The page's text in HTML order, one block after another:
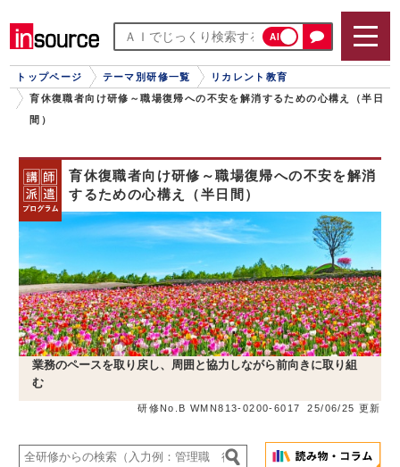
AI
トップページ テーマ別研修一覧
リカレント教育
育休復職者向け研修～職場復帰への不安を解消するための心構え（半日
間）
育休復職者向け研修～職場復帰への不安を解消
するための心構え（半日間）
業務のペースを取り戻し、周囲と協力しながら前向きに取り組
む
研修No.B WMN813-0200-6017 25/06/25 更新